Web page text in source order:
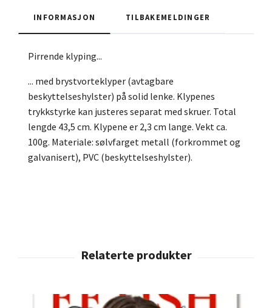
INFORMASJON TILBAKEMELDINGER
Pirrende klyping...
... med brystvorteklyper (avtagbare
beskyttelseshylster) på solid lenke. Klypenes
trykkstyrke kan justeres separat med skruer. Total
lengde 43,5 cm. Klypene er 2,3 cm lange. Vekt ca.
100g. Materiale: sølvfarget metall (forkrommet og
galvanisert), PVC (beskyttelseshylster).